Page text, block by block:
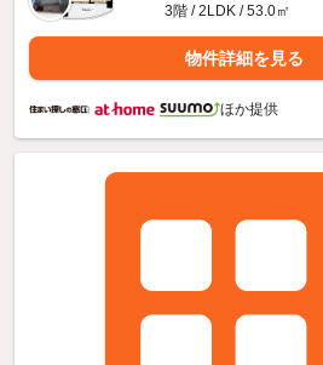
3階 / 2LDK / 53.0㎡
物件詳細を見る
ほか提供